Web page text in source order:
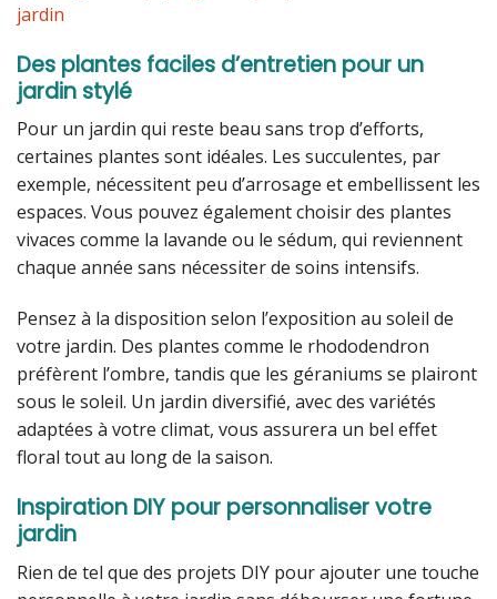
jardin
Des plantes faciles d’entretien pour un
jardin stylé
Pour un jardin qui reste beau sans trop d’efforts,
certaines plantes sont idéales. Les succulentes, par
exemple, nécessitent peu d’arrosage et embellissent les
espaces. Vous pouvez également choisir des plantes
vivaces comme la lavande ou le sédum, qui reviennent
chaque année sans nécessiter de soins intensifs.
Pensez à la disposition selon l’exposition au soleil de
votre jardin. Des plantes comme le rhododendron
préfèrent l’ombre, tandis que les géraniums se plairont
sous le soleil. Un jardin diversifié, avec des variétés
adaptées à votre climat, vous assurera un bel effet
floral tout au long de la saison.
Inspiration DIY pour personnaliser votre
jardin
Rien de tel que des projets DIY pour ajouter une touche